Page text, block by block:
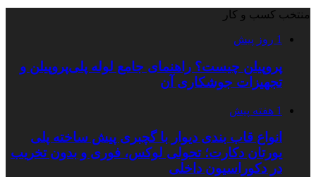
منتخب کسب و کار
1 روز پیش
پروپیلن چیست؟ راهنمای جامع لوله پلی‌پروپیلن و
تجهیزات جوشکاری آن
1 هفته پیش
انواع قاب بندی دیوار با گچبری پیش ساخته پلی
یورتان دکارت؛ تحولی لوکس، فوری و بدون تخریب
در دکوراسیون داخلی